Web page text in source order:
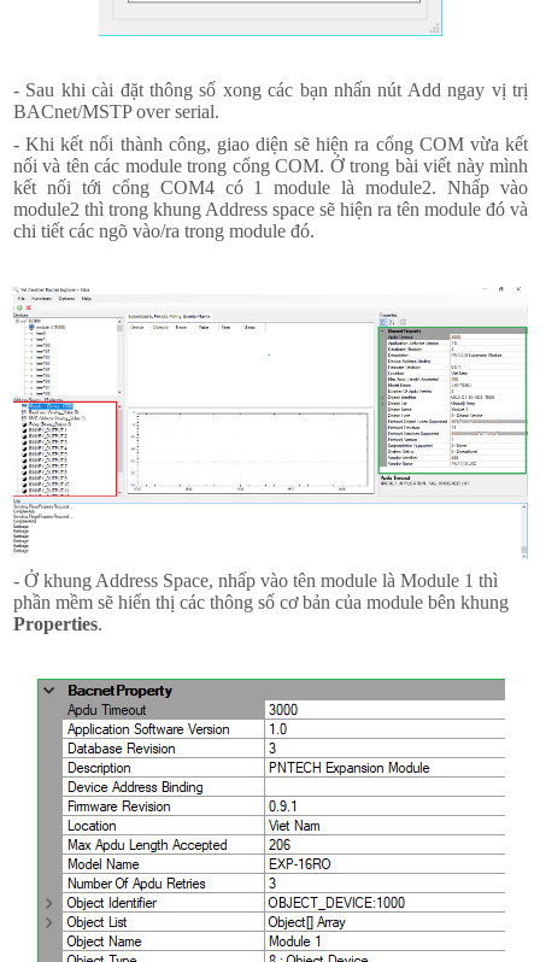
- Sau khi cài đặt thông số xong các bạn nhấn nút Add ngay vị trị
BACnet/MSTP over serial.
- Khi kết nối thành công, giao diện sẽ hiện ra cổng COM vừa kết
nối và tên các module trong cổng COM. Ở trong bài viết này mình
kết nối tới cổng COM4 có 1 module là module2. Nhấp vào
module2 thì trong khung Address space sẽ hiện ra tên module đó và
chi tiết các ngõ vào/ra trong module đó.
- Ở khung Address Space, nhấp vào tên module là Module 1 thì
phần mềm sẽ hiển thị các thông số cơ bản của module bên khung
Properties.